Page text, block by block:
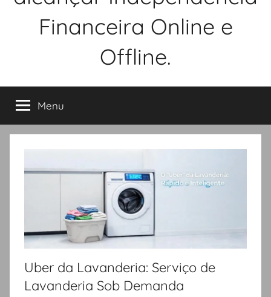
Financeira Online e
Offline.
Menu
Uber da Lavanderia: Serviço de
Lavanderia Sob Demanda